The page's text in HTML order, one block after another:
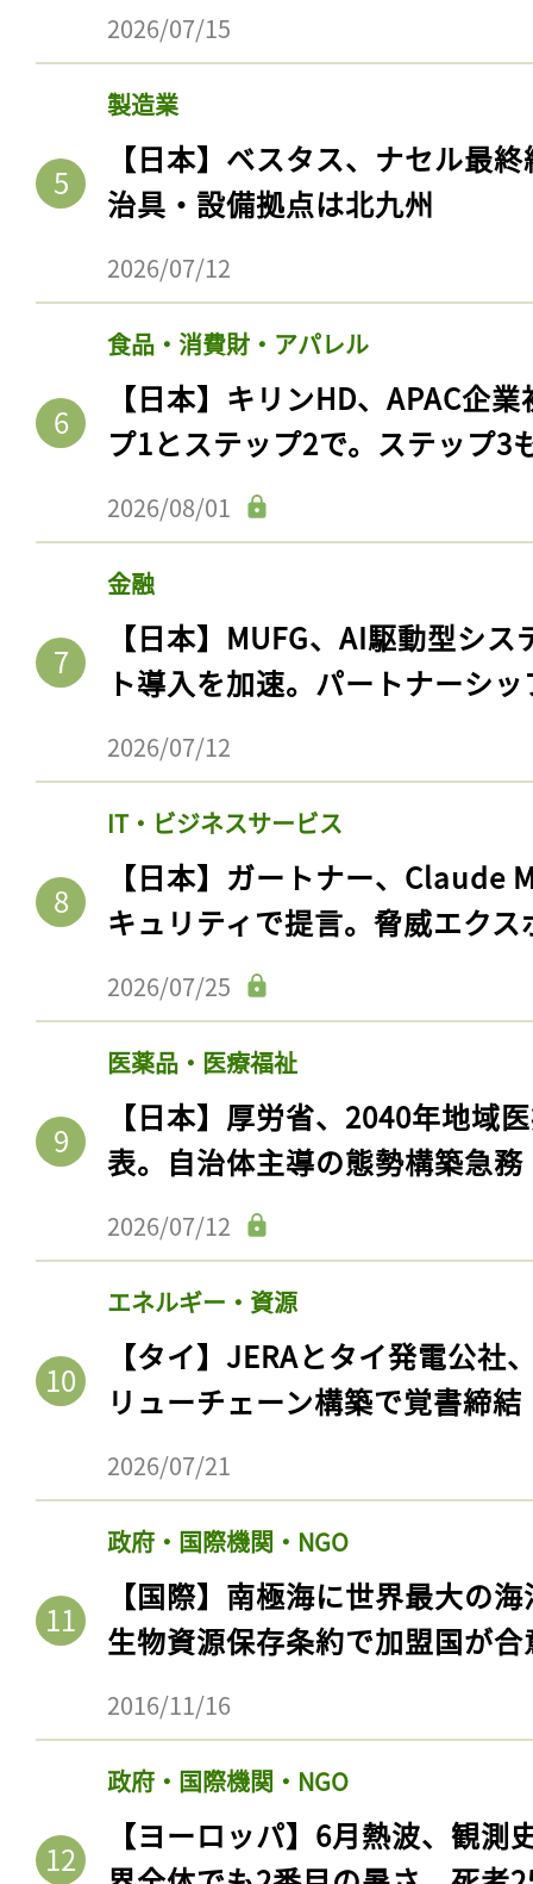
2026/07/15
製造業
【日本】ベスタス、ナセル最
治具・設備拠点は北九州
2026/07/12
食品・消費財・アパレル
【日本】キリンHD、APAC企
プ1とステップ2で。ステップ3
2026/08/01
金融
【日本】MUFG、AI駆動型シ
ト導入を加速。パートナーシ
2026/07/12
IT・ビジネスサービス
【日本】ガートナー、Claude
キュリティで提言。脅威エク
2026/07/25
医薬品・医療福祉
【日本】厚労省、2040年地域
表。自治体主導の態勢構築急務
2026/07/12
エネルギー・資源
【タイ】JERAとタイ発電公社
リューチェーン構築で覚書締結
2026/07/21
政府・国際機関・NGO
【国際】南極海に世界最大の
生物資源保存条約で加盟国が合
2016/11/16
政府・国際機関・NGO
【ヨーロッパ】6月熱波、観